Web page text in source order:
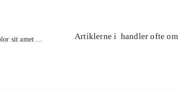
sit amet ...
Artiklerne i handler ofte om